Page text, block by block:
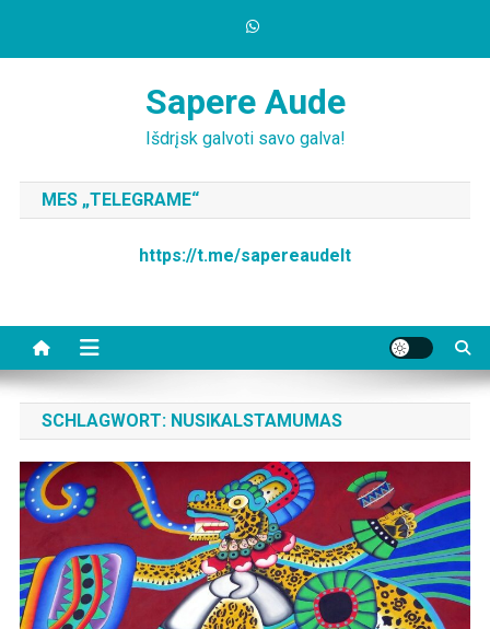
Sapere Aude
Išdrįsk galvoti savo galva!
MES „TELEGRAME“
https://t.me/sapereaudelt
SCHLAGWORT: NUSIKALSTAMUMAS